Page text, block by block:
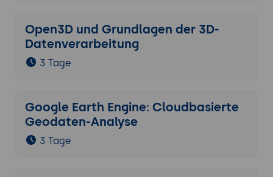
Open3D und Grundlagen der 3D-
Datenverarbeitung
3 Tage
Google Earth Engine: Cloudbasierte
Geodaten-Analyse
3 Tage